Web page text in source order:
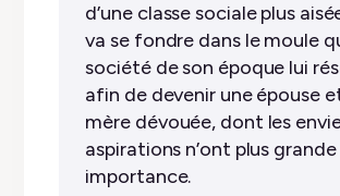
d’une classe sociale plus
va se fondre dans le moule
société de son époque lui
afin de devenir une épouse
mère dévouée, dont les
aspirations n’ont plus grande
importance.